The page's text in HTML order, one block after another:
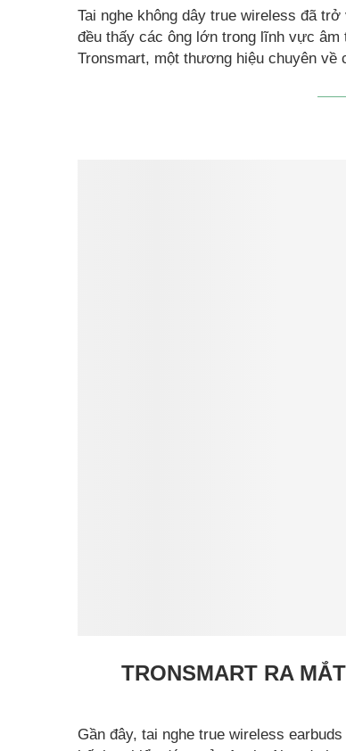
Tai nghe không dây true wireless đã
đều thấy các ông lớn trong lĩnh vực
Tronsmart, một thương hiệu chuyên
TRONSMART RA
Gần đây, tai nghe true wireless